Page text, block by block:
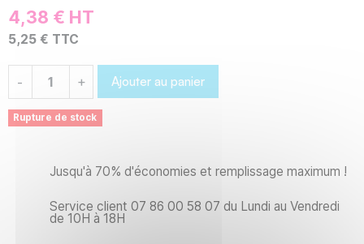
4,38 € HT
5,25 € TTC
- + Ajouter au panier
Rupture de stock
Jusqu'à 70% d'économies et remplissage maximum !
Service client 07 86 00 58 07 du Lundi au Vendredi
de 10H à 18H